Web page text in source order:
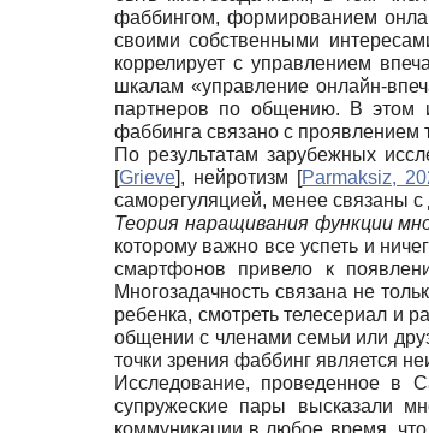
фаббингом, формированием
своими собственными
коррелирует с управлением
шкалам «управление онлайн-
партнеров по общению. В этом
фаббинга связано с проявлением
По результатам зарубежных
[Grieve], нейротизм [Parmaksiz,
саморегуляцией, менее связаны
Теория наращивания функции
которому важно все успеть и
смартфонов привело к
Многозадачность связана не
ребенка, смотреть телесериал и
общении с членами семьи или
точки зрения фаббинг является
Исследование, проведенное в
супружеские пары высказали
коммуникации в любое время,